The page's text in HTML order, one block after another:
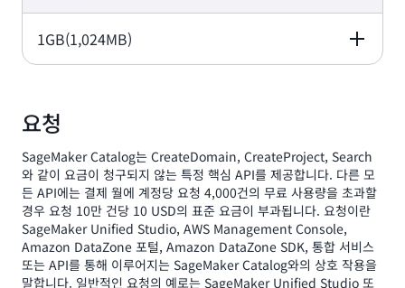
GB당 0.40 USD
결제 월별 20MB
토리지는 무료
발생 요금(결제 월)
0.03125 USD
0.03125 USD
1GB(1,024MB)
0.39 USD
20MB 무료 사용 후
GB당 0.40 USD
(1,024MB -
x 0.40
USD/1,024MB =
0.39 USD
요청
SageMaker Catalog는 CreateDomain, CreateProject, Search
와 같이 요금이 청구되지 않는 특정 핵심 API를 제공합니다. 다른 모
든 API에는 결제 월에 계정당 요청 4,000건의 무료 사용량을 초과할
경우 요청 10만 건당 10 USD의 표준 요금이 부과됩니다. 요청이란
SageMaker Unified Studio, AWS Management Console,
Amazon DataZone 포털, Amazon DataZone SDK, 통합 서비스
또는 API를 통해 이루어지는 SageMaker Catalog와의 상호 작용을
말합니다. 일반적인 요청의 예로는 SageMaker Unified Studio 또